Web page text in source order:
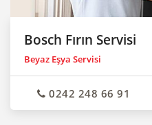
Bosch Fırın Servisi
Beyaz Eşya Servisi
0242 248 66 91